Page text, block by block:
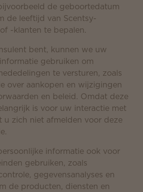
de geboortedatum
de leeftijd van Scentsy-
-klanten te bepalen.
bent, kunnen we uw
gebruiken om
te versturen, zoals
over aankopen en wijzigingen
en beleid. Omdat deze
is voor uw interactie met
u zich niet afmelden voor deze
informatie ook voor
gebruiken, zoals
gegevensanalyses en
de producten, diensten en